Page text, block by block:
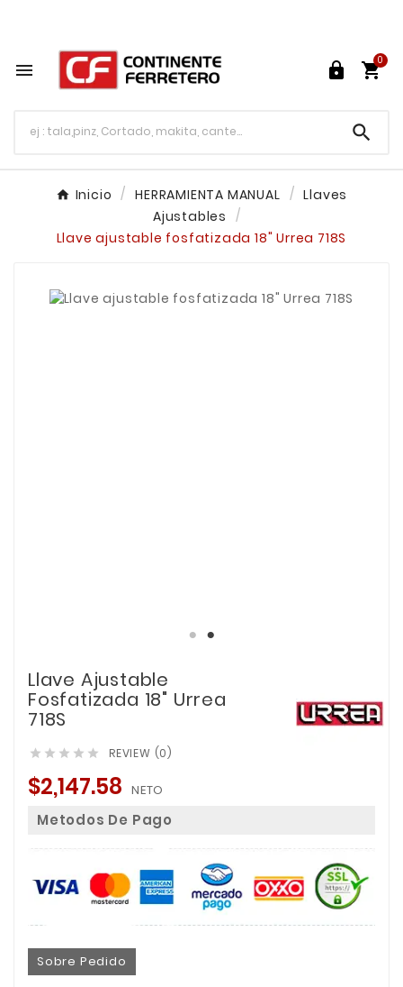
  
0

Inicio HERRAMIENTA MANUAL
Llaves
Ajustables
Llave ajustable fosfatizada 18" Urrea 718S
Llave Ajustable
Fosfatizada 18" Urrea
718S
     REVIEW (0)
$2,147.58 NETO
Metodos De Pago
Sobre Pedido